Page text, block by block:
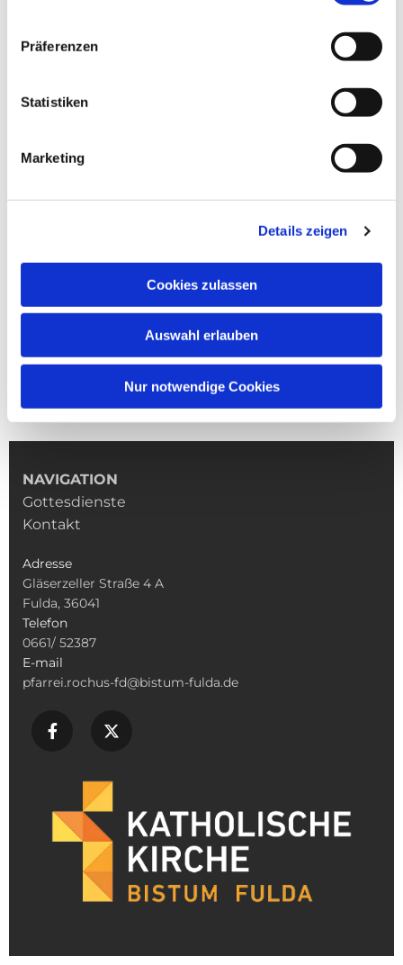
Präferenzen
Statistiken
Marketing
Details zeigen
Cookies zulassen
Auswahl erlauben
Nur notwendige Cookies
NAVIGATION
Gottesdienste
Kontakt
Adresse
Gläserzeller Straße 4 A
Fulda, 36041
Telefon
0661/ 52387
E-mail
pfarrei.rochus-fd@bistum-fulda.de